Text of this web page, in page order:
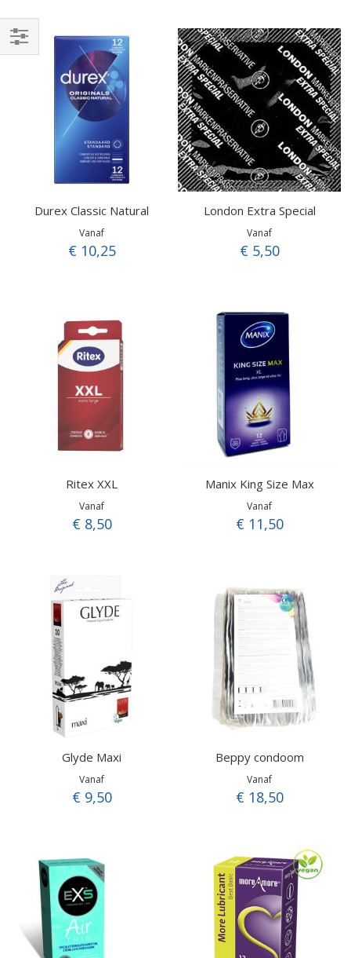
Durex Classic Natural
Vanaf
€ 10,25
London Extra Special
Vanaf
€ 5,50
Ritex XXL
Vanaf
€ 8,50
Manix King Size Max
Vanaf
€ 11,50
Glyde Maxi
Vanaf
€ 9,50
Beppy condoom
Vanaf
€ 18,50
Filteren